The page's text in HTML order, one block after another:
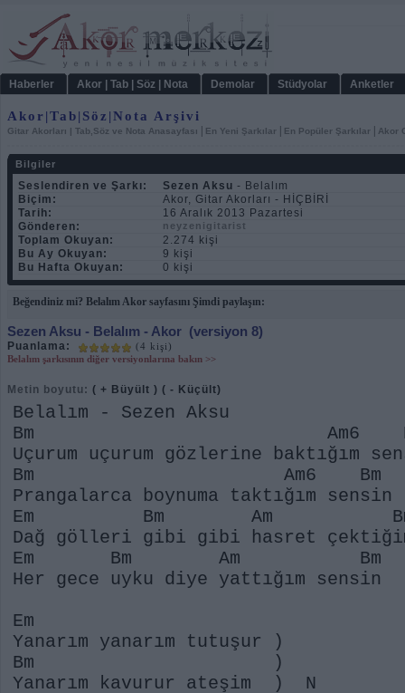
Haberler Akor | Tab | Söz | Nota Demolar Stüdyolar Anketler
Akor|Tab|Söz|Nota Arşivi
Gitar Akorları | Tab,Söz ve Nota Anasayfası En Yeni Şarkılar En Popüler Şarkılar Akor
Bilgiler
Seslendiren ve Şarkı: Sezen Aksu - Belalım
Biçim:
Akor, Gitar Akorları - HİÇBİRİ
Tarih:
16 Aralık 2013 Pazartesi
Gönderen:
neyzenigitarist
Toplam Okuyan:
2.274 kişi
Bu Ay Okuyan:
9 kişi
Bu Hafta Okuyan:
0 kişi
Beğendiniz mi? Belalım Akor sayfasını Şimdi paylaşın:
Sezen Aksu - Belalım - Akor (versiyon 8)
Puanlama:
(4 kişi)
Belalım şarkısının diğer versiyonlarına bakın >>
Metin boyutu: ( + Büyült ) ( - Küçült)
Belalım - Sezen Aksu
Bm Am6
Uçurum uçurum gözlerine baktığım
Bm Am6 Bm
Prangalarca boynuma taktığım sensin
Em Bm Am
Dağ gölleri gibi gibi hasret
Em Bm Am Bm
Her gece uyku diye yattığım sensin
Em
Yanarım yanarım tutuşur )
Bm )
Yanarım kavurur ateşim ) N